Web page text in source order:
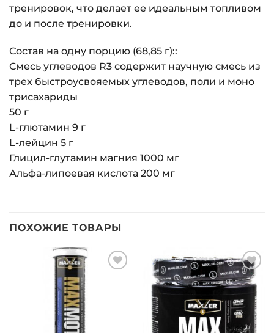
тренировок, что делает ее идеальным топливом
до и после тренировки.
Состав на одну порцию (68,85 г)::
Смесь углеводов R3 содержит научную смесь из
трех быстроусвояемых углеводов, поли и моно
трисахариды
50 г
L-глютамин 9 г
L-лейцин 5 г
Глицил-глутамин магния 1000 мг
Альфа-липоевая кислота 200 мг
ПОХОЖИЕ ТОВАРЫ
Добавить
в список
желаний